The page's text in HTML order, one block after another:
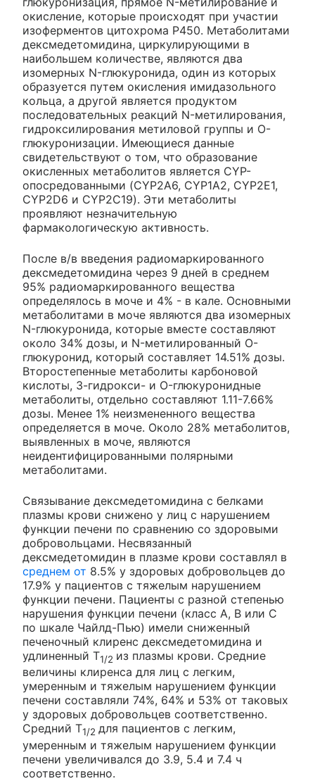
окисление, которые происходят при участии
изоферментов цитохрома P450. Метаболитами
дексмедетомидина, циркулирующими в
наибольшем количестве, являются два
изомерных N-глюкуронида, один из которых
образуется путем окисления имидазольного
кольца, а другой является продуктом
последовательных реакций N-метилирования,
гидроксилирования метиловой группы и O-
глюкуронизации. Имеющиеся данные
свидетельствуют о том, что образование
окисленных метаболитов является CYP-
опосредованными (CYP2A6, CYP1A2, CYP2E1,
CYP2D6 и CYP2C19). Эти метаболиты
проявляют незначительную
фармакологическую активность.
После в/в введения радиомаркированного
дексмедетомидина через 9 дней в среднем
95% радиомаркированного вещества
определялось в моче и 4% - в кале. Основными
метаболитами в моче являются два изомерных
N-глюкуронида, которые вместе составляют
около 34% дозы, и N-метилированный O-
глюкуронид, который составляет 14.51% дозы.
Второстепенные метаболиты карбоновой
кислоты, 3-гидрокси- и O-глюкуронидные
метаболиты, отдельно составляют 1.11-7.66%
дозы. Менее 1% неизмененного вещества
определяется в моче. Около 28% метаболитов,
выявленных в моче, являются
неидентифицированными полярными
метаболитами.
Связывание дексмедетомидина с белками
плазмы крови снижено у лиц с нарушением
функции печени по сравнению со здоровыми
добровольцами. Несвязанный
дексмедетомидин в плазме крови составлял в
среднем от 8.5% у здоровых добровольцев до
17.9% у пациентов с тяжелым нарушением
функции печени. Пациенты с разной степенью
нарушения функции печени (класс A, B или C
по шкале Чайлд-Пью) имели сниженный
печеночный клиренс дексмедетомидина и
удлиненный T1/2 из плазмы крови. Средние
величины клиренса для лиц с легким,
умеренным и тяжелым нарушением функции
печени составляли 74%, 64% и 53% от таковых
у здоровых добровольцев соответственно.
Средний T1/2 для пациентов с легким,
умеренным и тяжелым нарушением функции
печени увеличивался до 3.9, 5.4 и 7.4 ч
соответственно.